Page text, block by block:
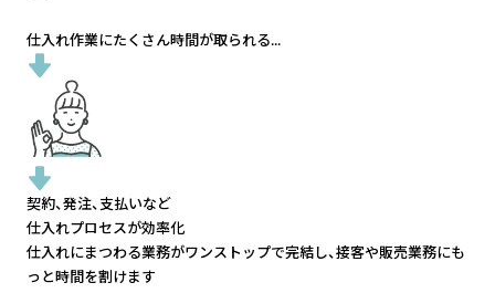
仕入れ作業にたくさん時間が取られる...
契約、発注、支払いなど
仕入れプロセスが効率化
仕入れにまつわる業務がワンストップで完結し、接客や販売業務にも
っと時間を割けます